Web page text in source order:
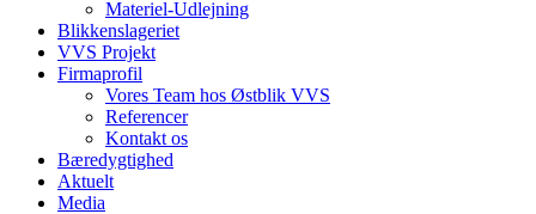
Materiel-Udlejning
Blikkenslageriet
VVS Projekt
Firmaprofil
Vores Team hos Østblik VVS
Referencer
Kontakt os
Bæredygtighed
Aktuelt
Media